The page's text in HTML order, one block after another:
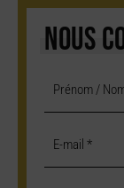
NOUS